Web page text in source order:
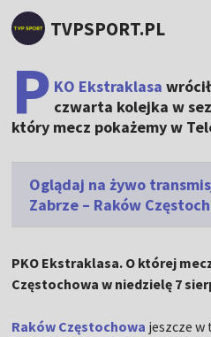
TVPSPORT.PL
P KO Ekstraklasa
czwarta kolejka w
który mecz pokażemy w
Oglądaj na żywo
Zabrze – Raków
PKO Ekstraklasa. O której
Częstochowa w niedzielę 7
Raków Częstochowa jeszcze w